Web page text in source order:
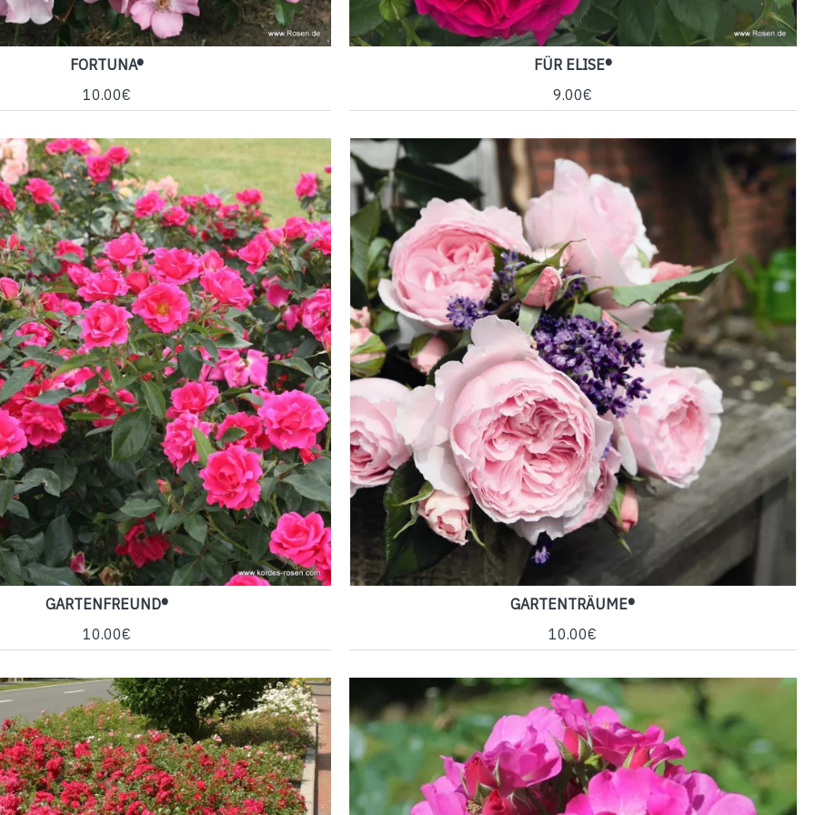
FORTUNA®
10.00€
FÜR ELISE®
9.00€
GARTENFREUND®
10.00€
GARTENTRÄUME®
10.00€